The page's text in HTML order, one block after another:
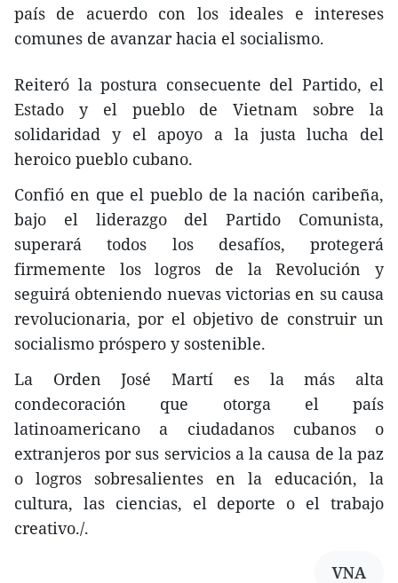
país de acuerdo con los ideales e intereses
comunes de avanzar hacia el socialismo.
Reiteró la postura consecuente del Partido, el
Estado y el pueblo de Vietnam sobre la
solidaridad y el apoyo a la justa lucha del
heroico pueblo cubano.
Confió en que el pueblo de la nación caribeña,
bajo el liderazgo del Partido Comunista,
superará todos los desafíos, protegerá
firmemente los logros de la Revolución y
seguirá obteniendo nuevas victorias en su causa
revolucionaria, por el objetivo de construir un
socialismo próspero y sostenible.
La Orden José Martí es la más alta
condecoración que otorga el país
latinoamericano a ciudadanos cubanos o
extranjeros por sus servicios a la causa de la paz
o logros sobresalientes en la educación, la
cultura, las ciencias, el deporte o el trabajo
creativo./.
VNA